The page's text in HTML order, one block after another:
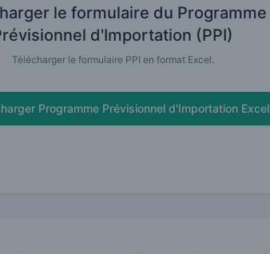
le formulaire du Programme
d'Importation (PPI)
Télécharger le formulaire PPI en format Excel.
Programme Prévisionnel d'Importation Excel